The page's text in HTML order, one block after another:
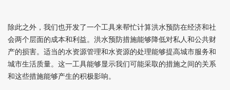
除此之外，我们也开发了一个工具来帮忙计算洪水预防在经济和社
会两个层面的成本和利益。洪水预防措施能够降低对私人和公共财
产的损害。适当的水资源管理和水资源的处理能够提高城市服务和
城市生活质量。这一工具能够显示我们可能采取的措施之间的关系
和这些措施能够产生的积极影响。